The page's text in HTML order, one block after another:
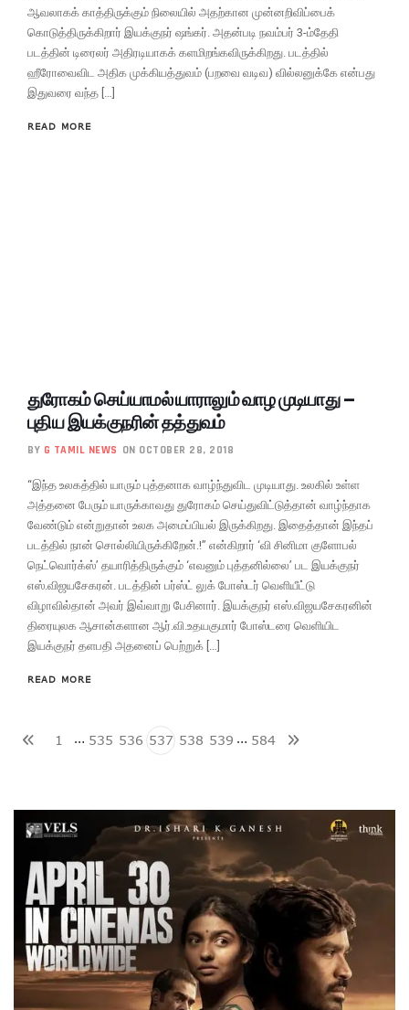
ஆவலாகக் காத்திருக்கும் நிலையில் அதற்கான முன்னறிவிப்பைக்
கொடுத்திருக்கிறார் இயக்குநர் ஷங்கர். அதன்படி நவம்பர் 3-ம்தேதி
படத்தின் டிரைலர் அதிரடியாகக் களமிறங்கவிருக்கிறது. படத்தில்
ஹீரோவைவிட அதிக முக்கியத்துவம் (பறவை வடிவ) வில்லனுக்கே என்பது
இதுவரை வந்த […]
READ MORE
துரோகம் செய்யாமல் யாராலும் வாழ முடியாது –
புதிய இயக்குநரின் தத்துவம்
BY G TAMIL NEWS ON OCTOBER 28, 2018
“இந்த உலகத்தில் யாரும் புத்தனாக வாழ்ந்துவிட முடியாது. உலகில் உள்ள
அத்தனை பேரும் யாருக்காவது துரோகம் செய்துவிட்டுத்தான் வாழ்ந்தாக
வேண்டும் என்றுதான் உலக அமைப்பியல் இருக்கிறது. இதைத்தான் இந்தப்
படத்தில் நான் சொல்லியிருக்கிறேன்.!” என்கிறார் ‘வி சினிமா குளோபல்
நெட்வொர்க்ஸ்’ தயாரித்திருக்கும் ‘எவனும் புத்தனில்லை’ பட இயக்குநர்
எஸ்.விஜயசேகரன். படத்தின் பர்ஸ்ட் லுக் போஸ்டர் வெளியீட்டு
விழாவில்தான் அவர் இவ்வாறு பேசினார். இயக்குநர் எஸ்.விஜயசேகரனின்
திரையுலக ஆசான்களான ஆர்.வி.உதயகுமார் போஸ்டரை வெளியிட
இயக்குநர் தளபதி அதனைப் பெற்றுக் […]
READ MORE
1 … 535 536 537 538 539 … 584